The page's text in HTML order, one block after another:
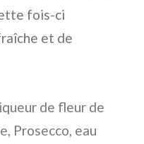
fois-ci
et de
de fleur de
Prosecco, eau